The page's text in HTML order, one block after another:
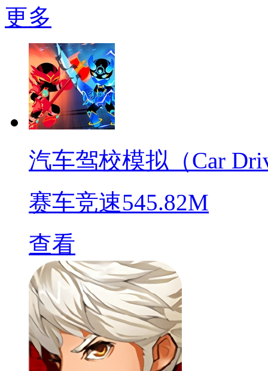
更多
汽车驾校模拟（Car
赛车竞速545.82M
查看